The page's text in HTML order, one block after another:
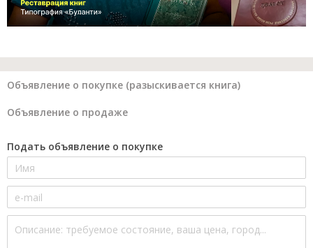
Объявление о покупке (разыскивается книга)
Объявление о продаже
Подать объявление о покупке